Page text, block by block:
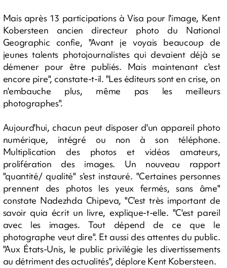
Mais après 13 participations à Visa pour l'image, Kent
Kobersteen ancien directeur photo du National
Geographic confie, "Avant je voyais beaucoup de
jeunes talents photojournalistes qui devaient déjà se
démener pour être publiés. Mais maintenant c'est
encore pire", constate-t-il. "Les éditeurs sont en crise, on
n'embauche plus, même pas les meilleurs
photographes".
Aujourd'hui, chacun peut disposer d'un appareil photo
numérique, intégré ou non à son téléphone.
Multiplication des photos et vidéos amateurs,
prolifération des images. Un nouveau rapport
"quantité/ qualité" s'est instauré. "Certaines personnes
prennent des photos les yeux fermés, sans âme"
constate Nadezhda Chipeva, "C'est très important de
savoir quia écrit un livre, explique-t-elle. "C'est pareil
avec les images. Tout dépend de ce que le
photographe veut dire". Et aussi des attentes du public.
"Aux États-Unis, le public privilégie les divertissements
au détriment des actualités", déplore Kent Kobersteen.